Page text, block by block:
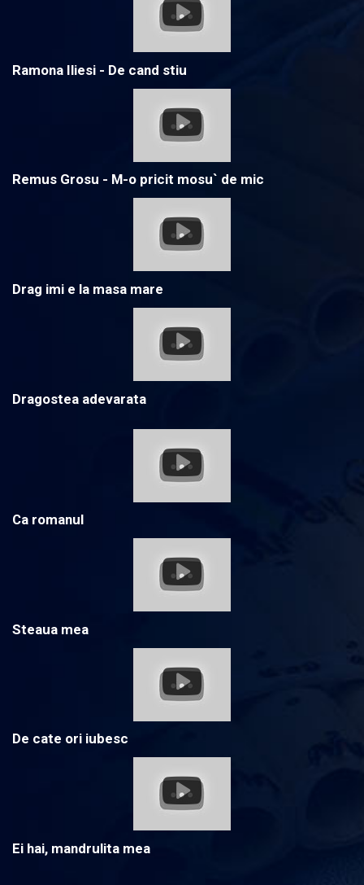
Ramona Iliesi - De cand stiu
Remus Grosu - M-o pricit mosu` de mic
Drag imi e la masa mare
Dragostea adevarata
Ca romanul
Steaua mea
De cate ori iubesc
Ei hai, mandrulita mea